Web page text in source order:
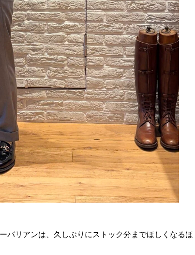
バリアンは、久しぶりにストック分までほしくなるほ